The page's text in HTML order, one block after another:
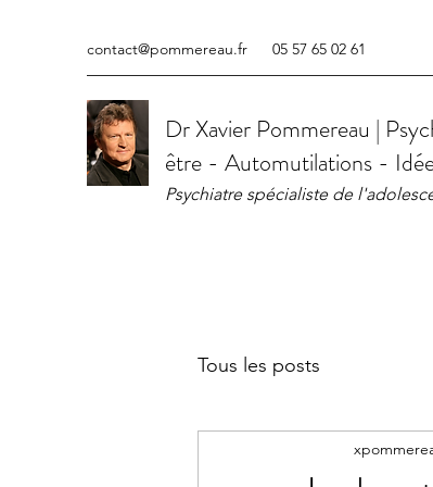
contact@pommereau.fr 05 57 65 02 61
Dr Xavier Pommereau |
être - Automutilations -
Psychiatre spécialiste de
Tous les posts